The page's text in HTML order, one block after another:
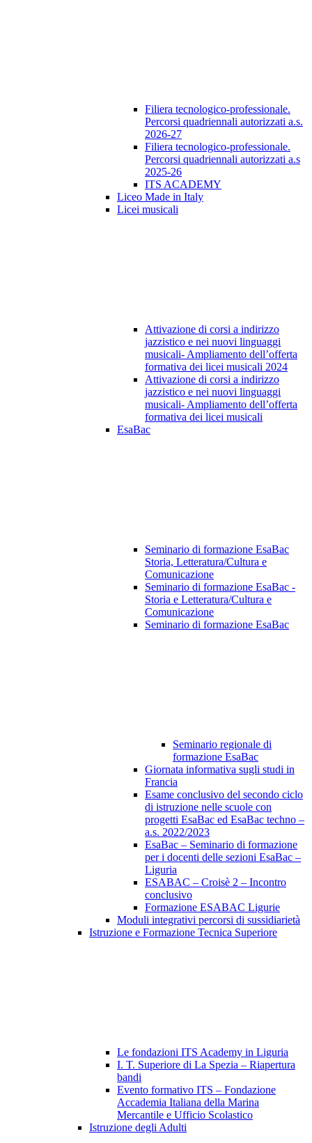
Filiera tecnologico-professionale.
Percorsi quadriennali autorizzati a.s.
2026-27
Filiera tecnologico-professionale.
Percorsi quadriennali autorizzati a.s
2025-26
ITS ACADEMY
Liceo Made in Italy
Licei musicali
Attivazione di corsi a indirizzo
jazzistico e nei nuovi linguaggi
musicali- Ampliamento dell’offerta
formativa dei licei musicali 2024
Attivazione di corsi a indirizzo
jazzistico e nei nuovi linguaggi
musicali- Ampliamento dell’offerta
formativa dei licei musicali
EsaBac
Seminario di formazione EsaBac
Storia, Letteratura/Cultura e
Comunicazione
Seminario di formazione EsaBac -
Storia e Letteratura/Cultura e
Comunicazione
Seminario di formazione EsaBac
Seminario regionale di
formazione EsaBac
Giornata informativa sugli studi in
Francia
Esame conclusivo del secondo ciclo
di istruzione nelle scuole con
progetti EsaBac ed EsaBac techno –
a.s. 2022/2023
EsaBac – Seminario di formazione
per i docenti delle sezioni EsaBac –
Liguria
ESABAC – Croisè 2 – Incontro
conclusivo
Formazione ESABAC Ligurie
Moduli integrativi percorsi di sussidiarietà
Istruzione e Formazione Tecnica Superiore
Le fondazioni ITS Academy in Liguria
I. T. Superiore di La Spezia – Riapertura
bandi
Evento formativo ITS – Fondazione
Accademia Italiana della Marina
Mercantile e Ufficio Scolastico
Istruzione degli Adulti